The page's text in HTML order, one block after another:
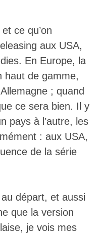
ce qu’on
aux USA,
En Europe, la
haut de gamme,
; quand
ce sera bien. Il y
pays à l’autre, les
: aux USA,
de la série
départ, et aussi
que la version
je vois mes